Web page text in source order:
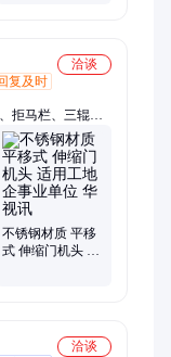
洽谈
复及时
拒马栏、三辊
、空降闸、快卷
、喷塑烤、道闸
识、车牌号
不锈钢材质 平移
式 伸缩门机头 适
洽谈